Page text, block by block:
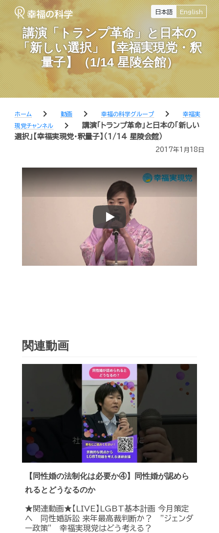
日本語 English
講演「トランプ革命」と日本の
「新しい選択」【幸福実現党・釈
量子】（1/14 星陵会館）
ホーム chevron_right 動画 chevron_right 幸福の科学グループ chevron_right
幸福実
現党チャンネル
chevron_right
講演「トランプ革命」と日本の「新しい
選択」【幸福実現党・釈量子】（1/14 星陵会館）
2017年1月18日
Play
関連動画
【同性婚の法制化は必要か④】同性婚が認めら
れるとどうなるのか
★関連動画★【LIVE】LGBT基本計画 今月策定
へ 同性婚訴訟 来年最高裁判断か？ ”ジェンダ
ー政策” 幸福実現党はどう考える？